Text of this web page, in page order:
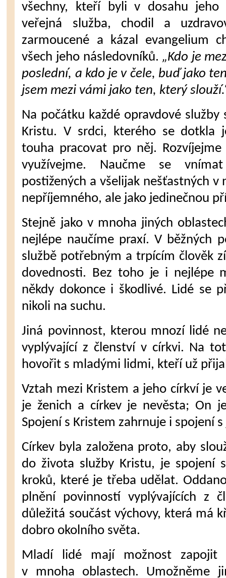
všechny, kteří byli v dosahu jeho
veřejná služba, chodil a
zarmoucené a kázal evangelium
všech jeho následovníků. „Kdo je
poslední, a kdo je v čele, buď jako
jsem mezi vámi jako ten, který
Na počátku každé opravdové
Kristu. V srdci, kterého se dotkla
touha pracovat pro něj.
využívejme. Naučme se
postižených a všelijak nešťastných v
nepříjemného, ale jako jedinečnou
Stejně jako v mnoha jiných
nejlépe naučíme praxí. V běžných
službě potřebným a trpícím člověk
dovednosti. Bez toho je i nejlépe
někdy dokonce i škodlivé. Lidé se
nikoli na suchu.
Jiná povinnost, kterou mnozí lidé
vyplývající z členství v církvi. Na
hovořit s mladými lidmi, kteří už
Vztah mezi Kristem a jeho církví je
je ženich a církev je nevěsta; On
Spojení s Kristem zahrnuje i spojení
Církev byla založena proto, aby
do života služby Kristu, je spojení
kroků, které je třeba udělat.
plnění povinností vyplývajících z
důležitá součást výchovy, která má
dobro okolního světa.
Mladí lidé mají možnost zapojit
v mnoha oblastech. Umožněme